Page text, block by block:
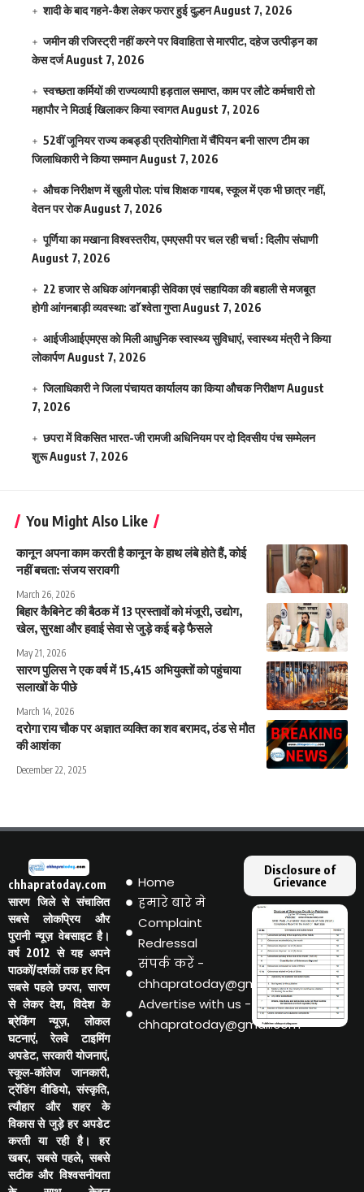
शादी के बाद गहने-कैश लेकर फरार हुई दुल्हनAugust 7, 2026
जमीन की रजिस्ट्री नहीं करने पर विवाहिता से मारपीट, दहेज उत्पीड़न का
केस दर्जAugust 7, 2026
स्वच्छता कर्मियों की राज्यव्यापी हड़ताल समाप्त, काम पर लौटे कर्मचारी तो
महापौर ने मिठाई खिलाकर किया स्वागतAugust 7, 2026
52वीं जूनियर राज्य कबड्डी प्रतियोगिता में चैंपियन बनी सारण टीम का
जिलाधिकारी ने किया सम्मानAugust 7, 2026
औचक निरीक्षण में खुली पोल: पांच शिक्षक गायब, स्कूल में एक भी छात्र नहीं,
वेतन पर रोकAugust 7, 2026
पूर्णिया का मखाना विश्वस्तरीय, एमएसपी पर चल रही चर्चा : दिलीप संघाणी
August 7, 2026
22 हजार से अधिक आंगनबाड़ी सेविका एवं सहायिका की बहाली से मजबूत
होगी आंगनबाड़ी व्यवस्था: डाॅ श्वेता गुप्ताAugust 7, 2026
आईजीआईएमएस काे मिली आधुनिक स्वास्थ्य सुविधाएं, स्वास्थ्य मंत्री ने किया
लोकार्पणAugust 7, 2026
जिलाधिकारी ने जिला पंचायत कार्यालय का किया औचक निरीक्षणAugust
7, 2026
छपरा में विकसित भारत-जी रामजी अधिनियम पर दो दिवसीय पंच सम्मेलन
शुरूAugust 7, 2026
You Might Also Like
कानून अपना काम करती है कानून के हाथ लंबे होते हैं, कोई
नहीं बचता: संजय सरावगी
March 26, 2026
बिहार कैबिनेट की बैठक में 13 प्रस्तावों को मंजूरी, उद्योग,
खेल, सुरक्षा और हवाई सेवा से जुड़े कई बड़े फैसले
May 21, 2026
सारण पुलिस ने एक वर्ष में 15,415 अभियुक्तों को पहुंचाया
सलाखों के पीछे
March 14, 2026
दरोगा राय चौक पर अज्ञात व्यक्ति का शव बरामद, ठंड से मौत
की आशंका
December 22, 2025
chhapratoday.com
सारण जिले से संचालित
सबसे लोकप्रिय और
पुरानी न्यूज़ वेबसाइट है।
वर्ष 2012 से यह अपने
पाठकों/दर्शकों तक हर दिन
सबसे पहले छपरा, सारण
से लेकर देश, विदेश के
ब्रेकिंग न्यूज़, लोकल
घटनाएं, रेलवे टाइमिंग
अपडेट, सरकारी योजनाएं,
स्कूल-कॉलेज जानकारी,
ट्रेंडिंग वीडियो, संस्कृति,
त्यौहार और शहर के
विकास से जुड़े हर अपडेट
करती या रही है। हर
खबर, सबसे पहले, सबसे
सटीक और विश्वसनीयता
Home
हमारे बारे मे
Complaint
Redressal
संपर्क करें -
chhapratoday@gmail.com
Advertise with us -
chhapratoday@gmail.com
Disclosure of
Grievance